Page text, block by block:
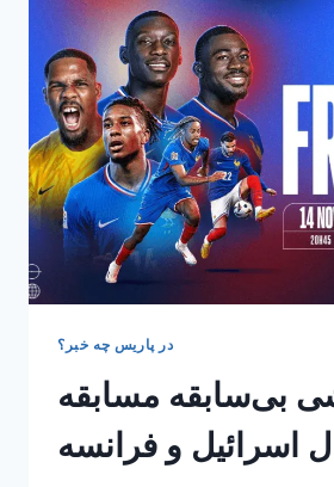
همی
پاریس»
در پاریس چه خبر؟
بی‌سابقه مسابقه
اسرائيل و فرانسه